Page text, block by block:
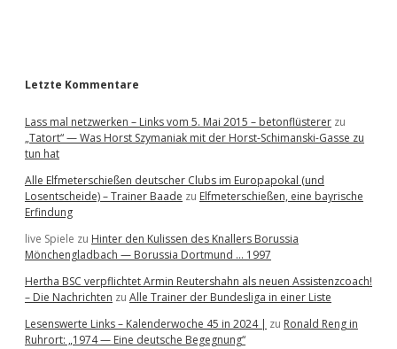
Letzte Kommentare
Lass mal netzwerken – Links vom 5. Mai 2015 – betonflüsterer zu
„Tatort“ — Was Horst Szymaniak mit der Horst-Schimanski-Gasse zu
tun hat
Alle Elfmeterschießen deutscher Clubs im Europapokal (und
Losentscheide) – Trainer Baade zu Elfmeterschießen, eine bayrische
Erfindung
live Spiele zu Hinter den Kulissen des Knallers Borussia
Mönchengladbach — Borussia Dortmund … 1997
Hertha BSC verpflichtet Armin Reutershahn als neuen Assistenzcoach!
– Die Nachrichten zu Alle Trainer der Bundesliga in einer Liste
Lesenswerte Links – Kalenderwoche 45 in 2024 | zu Ronald Reng in
Ruhrort: „1974 — Eine deutsche Begegnung“